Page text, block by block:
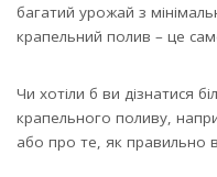
багатий урожай з
крапельний полив – це
Чи хотіли б ви дізнатися
крапельного поливу,
або про те, як правильно